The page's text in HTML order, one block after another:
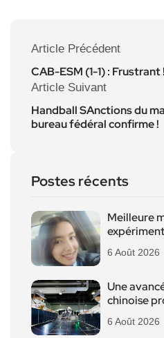
Article Précédent
CAB-ESM (1-1) : Frustrant !
Article Suivant
Handball SAnctions du
bureau fédéral confirme !
Postes récents
Meilleure
6 Août 2026
Une
chinoise
6 Août 2026